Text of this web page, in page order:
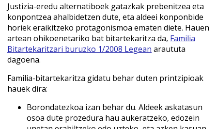
Justizia-eredu alternatiboek gatazkak prebenitzea eta
konpontzea ahalbidetzen dute, eta aldeei konponbide
horiek eraikitzeko protagonismoa ematen diete. Hauen
artean ohikoenetariko bat bitartekaritza da, Familia
Bitartekaritzari buruzko 1/2008 Legean araututa
dagoena.
Familia-bitartekaritza gidatu behar duten printzipioak
hauek dira:
Borondatezkoa izan behar du. Aldeek askatasun
osoa dute prozedura hau aukeratzeko, edozein